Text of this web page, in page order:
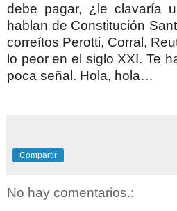
debe pagar, ¿le clavaría
hablan de Constitución
correítos Perotti, Corral,
lo peor en el siglo XXI. Te
poca señal. Hola, hola…
Compartir
No hay comentarios.: